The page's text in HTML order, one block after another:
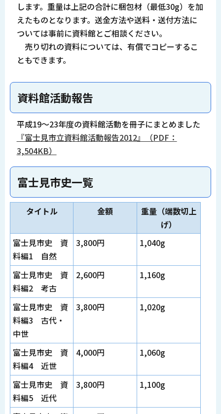
します。重量は上記の合計に梱包材（最低30g）を加
えたものとなります。送金方法や送料・送付方法に
ついては事前に資料館とご相談ください。
売り切れの資料については、有償でコピーするこ
ともできます。
資料館活動報告
平成19～23年度の資料館活動を冊子にまとめました
『富士見市立資料館活動報告2012』（PDF：
3,504KB）
富士見市史一覧
タイトル 金額
重量（端数切上
げ）
富士見市史 資
料編1 自然
3,800円 1,040g
富士見市史 資
料編2 考古
2,600円 1,160g
富士見市史 資
料編3 古代・
中世
3,800円 1,020g
富士見市史 資
料編4 近世
4,000円 1,060g
富士見市史 資
料編5 近代
3,800円 1,100g